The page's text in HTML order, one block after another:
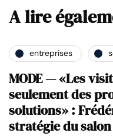
A lire
entreprises
MODE — «Les
seulement des
solutions» :
stratégie du